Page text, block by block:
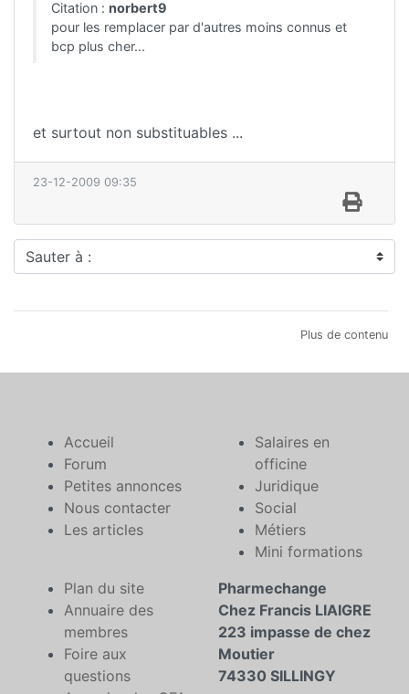
Citation : norbert9
pour les remplacer par d'autres moins connus et
bcp plus cher...
et surtout non substituables ...
23-12-2009 09:35
Sauter à :
Plus de contenu
Accueil
Forum
Petites annonces
Nous contacter
Les articles
Salaires en
officine
Juridique
Social
Métiers
Mini formations
Plan du site
Annuaire des
membres
Foire aux
questions
Pharmechange
Chez Francis LIAIGRE
223 impasse de chez
Moutier
74330 SILLINGY